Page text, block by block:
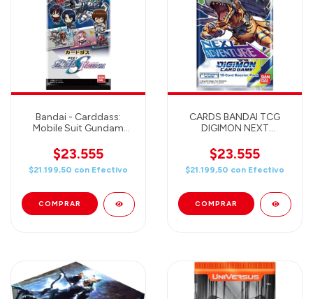
Bandai - Carddass:
Mobile Suit Gundam
$23.555
$21.199,50 con Efectivo
CARDS BANDAI TCG
DIGIMON NEXT
BOX BT07/ 03621
$23.555
$21.199,50 con Efectivo